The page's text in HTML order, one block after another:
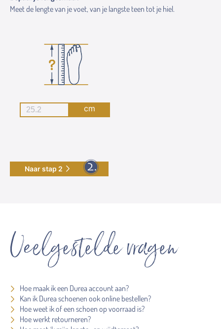
Meet de lengte van je voet, van je langste teen tot je hiel.
cm
Naar stap 2
Veelgestelde vragen
Hoe maak ik een Durea account aan?
Kan ik Durea schoenen ook online bestellen?
Hoe weet ik of een schoen op voorraad is?
Hoe werkt retourneren?